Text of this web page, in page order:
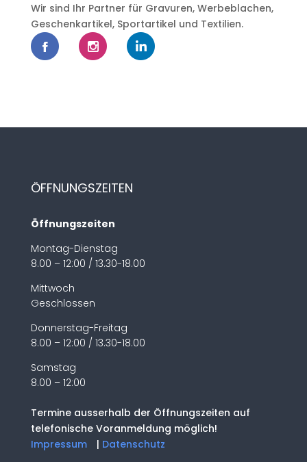
Wir sind Ihr Partner für Gravuren, Werbeblachen,
Geschenkartikel, Sportartikel und Textilien.
ÖFFNUNGSZEITEN
Öffnungszeiten
Montag-Dienstag
8.00 – 12:00 / 13.30-18.00
Mittwoch
Geschlossen
Donnerstag-Freitag
8.00 – 12:00 / 13.30-18.00
Samstag
8.00 – 12:00
Termine ausserhalb der Öffnungszeiten auf
telefonische Voranmeldung möglich!
Impressum
| Datenschutz